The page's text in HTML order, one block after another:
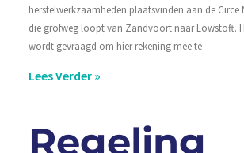
herstelwerkzaamheden plaatsvinden aan de Circe
die grofweg loopt van Zandvoort naar Lowstoft.
wordt gevraagd om hier rekening mee te
Lees Verder »
Regeling